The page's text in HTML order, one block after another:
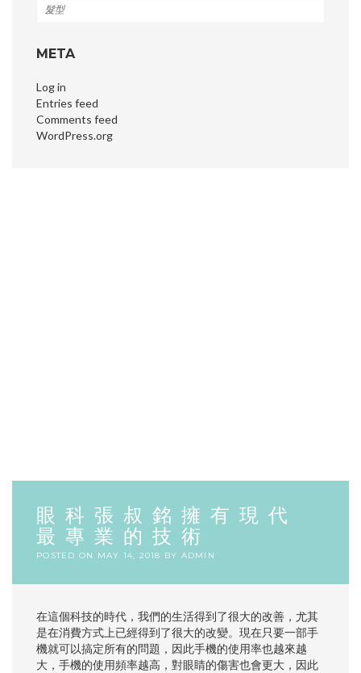
髮型
META
Log in
Entries feed
Comments feed
WordPress.org
眼科張叔銘擁有現代
最專業的技術
POSTED ON MAY 14, 2018 BY ADMIN
在這個科技的時代，我們的生活得到了很大的改善，尤其
是在消費方式上已經得到了很大的改變。現在只要一部手
機就可以搞定所有的問題，因此手機的使用率也越來越
大，手機的使用頻率越高，對眼睛的傷害也會更大，因此